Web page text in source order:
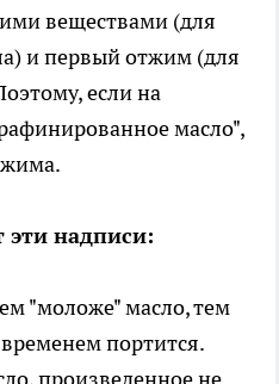
веществами (для
и первый отжим (для
если на
масло",
эти надписи:
"моложе" масло, тем
портится.
произведенное не